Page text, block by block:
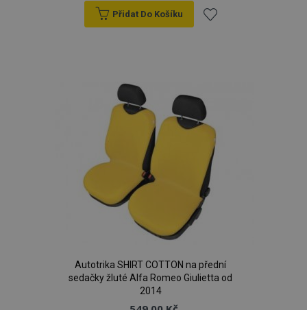
Přidat Do Košíku
oblíbeným
Autotrika SHIRT COTTON na přední
sedačky žluté Alfa Romeo Giulietta od
2014